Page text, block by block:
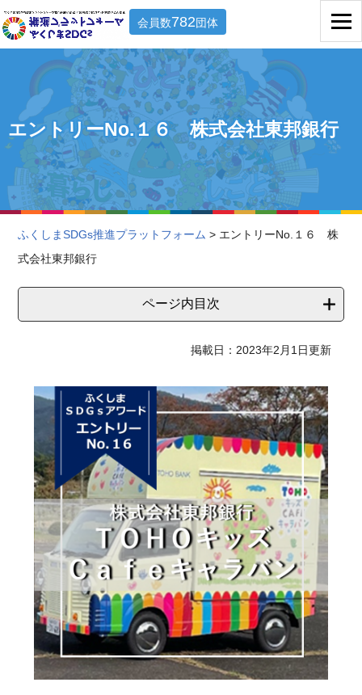
会員数782団体
エントリーNo.１６ 株式会社東邦銀行
ふくしまSDGs推進プラットフォーム > エントリーNo.１６ 株
式会社東邦銀行
ページ内目次
掲載日：2023年2月1日更新